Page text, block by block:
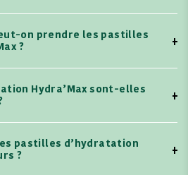
on prendre les pastilles
?
Hydra’Max sont-elles
pastilles d’hydratation
?